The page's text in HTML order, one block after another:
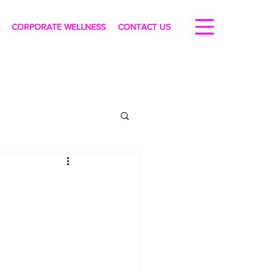
CORPORATE WELLNESS CONTACT US